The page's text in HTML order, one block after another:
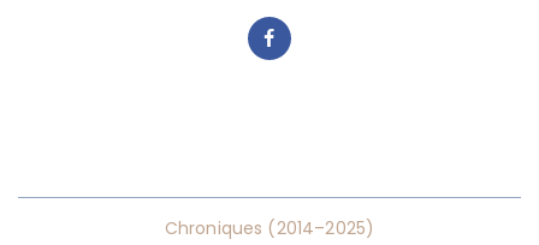
Chroniques (2014–2025)